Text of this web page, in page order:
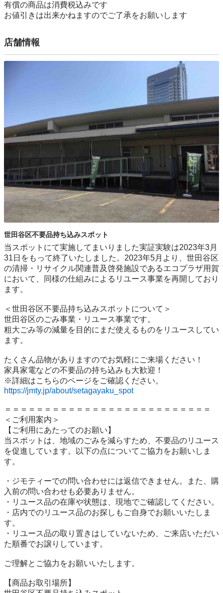
有償の商品は消費税込みです
お値引きは出来かねますのでご了承をお願いします
店舗情報
世田谷区不要品持ち込みスポット
当スポットにて実施してまいりました実証実験は2023年3月
31日をもって終了いたしました。2023年5月より、世田谷区
の清掃・リサイクル関連普及啓発施設であるエコプラザ用賀
において、同様の仕組みによるリユース事業を再開しており
ます。
＜世田谷区不要品持ち込みスポットについて＞
世⽥⾕区のごみ事業・リユース事業です。
粗⼤ごみ等の減量を⽬的にまだ使えるものをリユースしてい
ます。
たくさん品物がありますのでお気軽にご来場ください！
家具家電などの不要品の持ち込みも大歓迎！
https://jmty.jp/about/setagayaku_spot
＝＝＝＝＝＝＝＝＝＝＝＝＝＝＝＝＝＝＝＝＝＝＝＝＝＝
＜ご利用案内＞
【ご利用にあたってのお願い】
当スポットは、地域のごみを減らすため、不要品のリユース
を促進しています。以下の点についてご協力をお願いしま
す。
・ジモティーでの問い合わせには返信できません。また、購
入前の問い合わせも必要ありません。
・リユース品の在庫や状態は、現地でご確認してください。
・店内でのリユース品のお探しもご自身でお願いいたしま
す。
・リユース品の取り置きはしていないため、ご来店いただい
た順番でお譲りしています。
ご理解とご協力をお願いいたします。
【商品お取引場所】